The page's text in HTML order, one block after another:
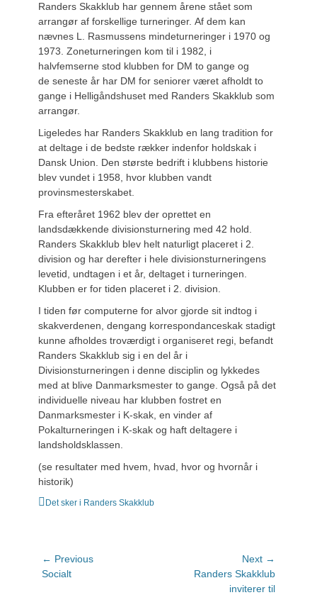
Randers Skakklub har gennem årene stået som
arrangør af forskellige turneringer. Af dem kan
nævnes L. Rasmussens mindeturneringer i 1970 og
1973. Zoneturneringen kom til i 1982, i
halvfemserne stod klubben for DM to gange og
de seneste år har DM for seniorer været afholdt to
gange i Helligåndshuset med Randers Skakklub som
arrangør.
Ligeledes har Randers Skakklub en lang tradition for
at deltage i de bedste rækker indenfor holdskak i
Dansk Union. Den største bedrift i klubbens historie
blev vundet i 1958, hvor klubben vandt
provinsmesterskabet.
Fra efteråret 1962 blev der oprettet en
landsdækkende divisionsturnering med 42 hold.
Randers Skakklub blev helt naturligt placeret i 2.
division og har derefter i hele divisionsturneringens
levetid, undtagen i et år, deltaget i turneringen.
Klubben er for tiden placeret i 2. division.
I tiden før computerne for alvor gjorde sit indtog i
skakverdenen, dengang korrespondanceskak stadigt
kunne afholdes troværdigt i organiseret regi, befandt
Randers Skakklub sig i en del år i
Divisionsturneringen i denne disciplin og lykkedes
med at blive Danmarksmester to gange. Også på det
individuelle niveau har klubben fostret en
Danmarksmester i K-skak, en vinder af
Pokalturneringen i K-skak og haft deltagere i
landsholdsklassen.
(se resultater med hvem, hvad, hvor og hvornår i
historik)
Categories
Det sker i Randers Skakklub
Indlægsnavigation
← Previous
Previous
Socialt
Next →
Randers Skakklub
inviterer til